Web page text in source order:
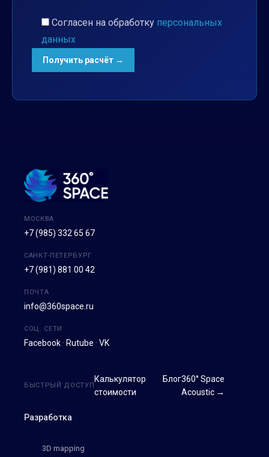
Согласен на обработку персональных
данных
МОСКВА
+7 (985) 332 65 67
САНКТ-ПЕТЕРБУРГ
+7 (981) 881 00 42
ПОЧТА
info@360space.ru
СОЦ. СЕТИ
Facebook · Rutube · VK
Разработка
3D mapping
БЫСТРЫЙ ДОСТУП
Калькулятор
стоимости
Блог360° Space
Acoustic →